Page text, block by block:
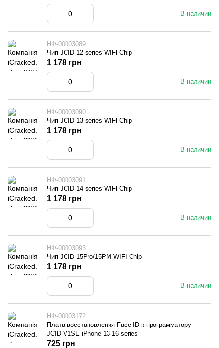
В наличии
НФ-00003089
Чип JCID 12 series WIFl Chip
В наличии
1 178 грн
НФ-00003090
Чип JCID 13 series WIFl Chip
В наличии
1 178 грн
НФ-00003091
Чип JCID 14 series WIFl Chip
В наличии
1 178 грн
НФ-00003093
Чип JCID 15Pro/15PM WIFI Chip
В наличии
1 178 грн
НФ-00003172
Плата восстановления Face ID к программатору
JCID V1SE iPhone 13-16 series
725 грн